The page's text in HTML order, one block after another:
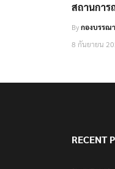
สถานกา
Byกองบรรณ
8 กันยายน
RECENT